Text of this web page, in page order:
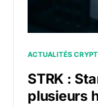
ACTUALITÉS
STRK :
plusieurs